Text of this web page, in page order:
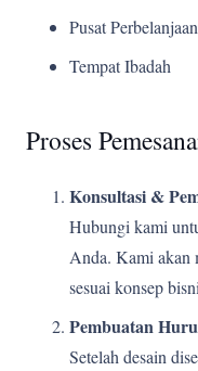
Pusat Perbelanjaan
Tempat Ibadah
Proses
Konsultasi &
Hubungi kami
Anda. Kami akan
sesuai konsep
Pembuatan
Setelah desain